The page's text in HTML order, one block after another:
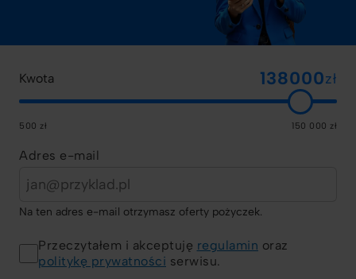
Kwota zł
500 zł 150 000 zł
Adres e-mail
Na ten adres e-mail otrzymasz oferty pożyczek.
Przeczytałem i akceptuję regulamin oraz
politykę prywatności serwisu.